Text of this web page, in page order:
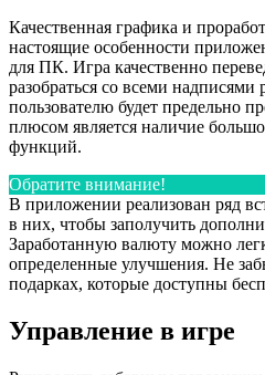
Качественная графика и
настоящие особенности
для ПК. Игра качественно
разобраться со всеми надписями
пользователю будет предельно
плюсом является наличие
функций.
Обратите внимание!
В приложении реализован ряд
в них, чтобы заполучить
Заработанную валюту можно
определенные улучшения. Не
подарках, которые доступны
Управление в игре